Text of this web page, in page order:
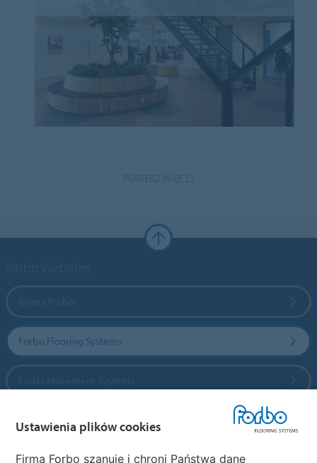
Forbo Flooring Systems
Ustawienia plików cookies
Firma Forbo szanuje i chroni Państwa dane